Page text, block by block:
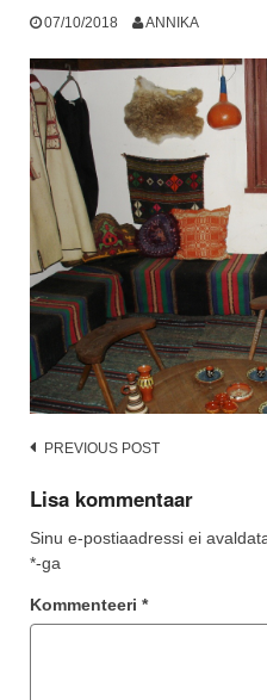
07/10/2018 ANNIKA
Post
navigation
PREVIOUS POST
Lisa kommentaar
Sinu e-postiaadressi ei
*-ga
Kommenteeri *